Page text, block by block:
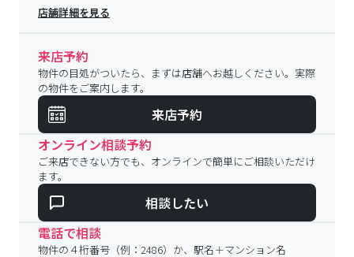
店舗詳細を見る
来店予約
物件の目処がついたら、まずは店舗へお越しください。実際
の物件をご案内します。
来店予約
オンライン相談予約
ご来店できない方でも、オンラインで簡単にご相談いただけ
ます。
相談したい
電話で相談
物件の４桁番号（例：2486）か、駅名＋マンション名